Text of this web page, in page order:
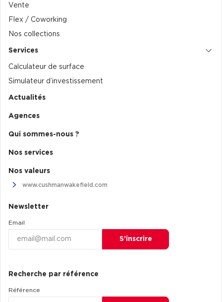
Logistique urbaine
Entrepôts Messagerie
Entrepôts logistique classe A
Entrepôts XXL
Location de Commerces
Location de Commerces à Paris
Achat de Commerces à Toulouse
Achat de Commerces à Marseille
Vente
Flex / Coworking
Nos collections
Services
Calculateur de surface
Simulateur d’investissement
Actualités
Agences
Qui sommes-nous ?
Nos services
Nos valeurs
www.cushmanwakefield.com
Newsletter
Email
S’inscrire
Recherche par référence
Référence